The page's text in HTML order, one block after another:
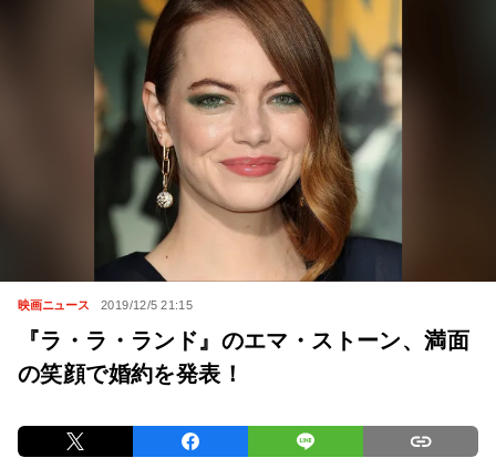
映画ニュース 2019/12/5 21:15
『ラ・ラ・ランド』のエマ・ストーン、満面
の笑顔で婚約を発表！